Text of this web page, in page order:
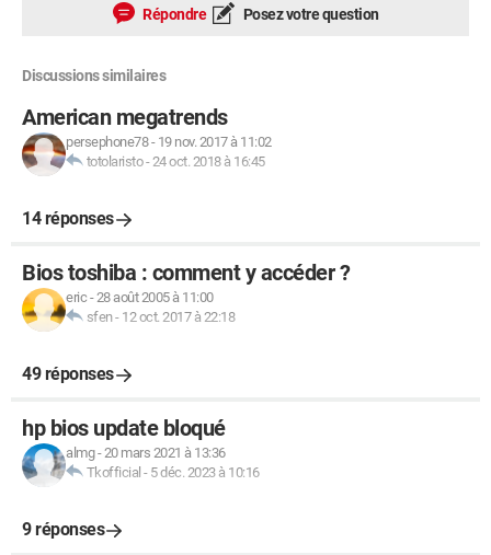
Répondre Posez votre question
Discussions similaires
American megatrends
persephone78- 19 nov. 2017 à 11:02
totolaristo-24 oct. 2018 à 16:45
14 réponses
Bios toshiba : comment y accéder ?
eric -28 août 2005 à 11:00
sfen- 12 oct. 2017 à 22:18
49 réponses
hp bios update bloqué
almg-20 mars 2021 à 13:36
Tkofficial - 5 déc. 2023 à 10:16
9 réponses